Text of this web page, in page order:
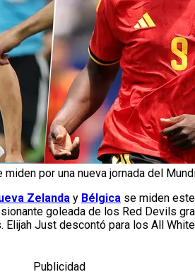
miden por una nueva jornada del
Zelanda y Bélgica se miden
goleada de los Red Devils
Elijah Just descontó para los All
Publicidad